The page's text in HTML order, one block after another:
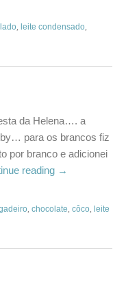
leite condensado
da Helena…. a
para os brancos fiz
por branco e adicionei
reading →
chocolate côco leite